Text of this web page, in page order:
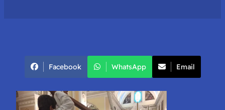
Facebook WhatsApp Email